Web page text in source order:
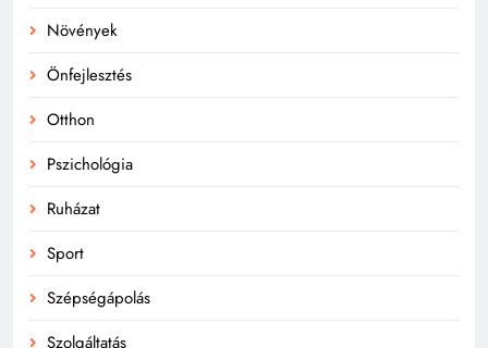
Növények
Önfejlesztés
Otthon
Pszichológia
Ruházat
Sport
Szépségápolás
Szolgáltatás